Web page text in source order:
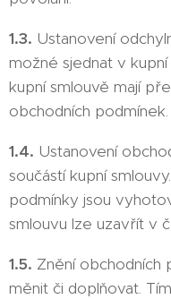
1.3. Ustanovení
možné sjednat v
kupní smlouvě mají
obchodních podmínek.
1.4. Ustanovení
součástí kupní
podmínky jsou
smlouvu lze uzavřít v
1.5. Znění obchodních
měnit či doplňovat.